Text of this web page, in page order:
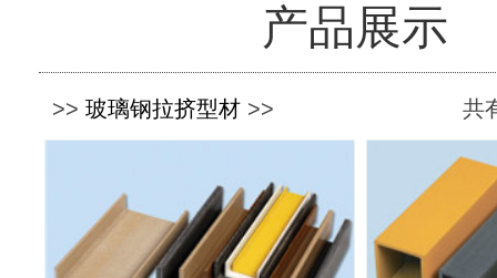
产品展示
>> 玻璃钢拉挤型材 >> 共